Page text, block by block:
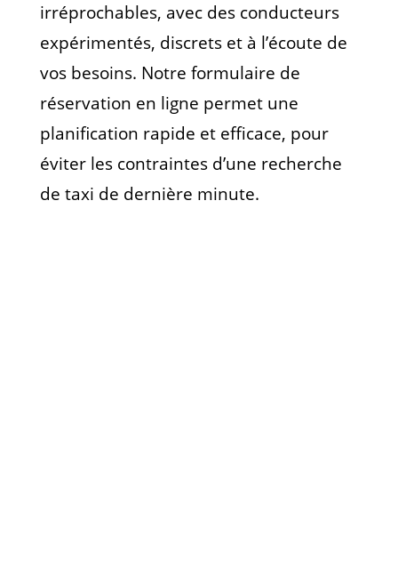
irréprochables, avec des conducteurs
expérimentés, discrets et à l’écoute de
vos besoins. Notre formulaire de
réservation en ligne permet une
planification rapide et efficace, pour
éviter les contraintes d’une recherche
de taxi de dernière minute.